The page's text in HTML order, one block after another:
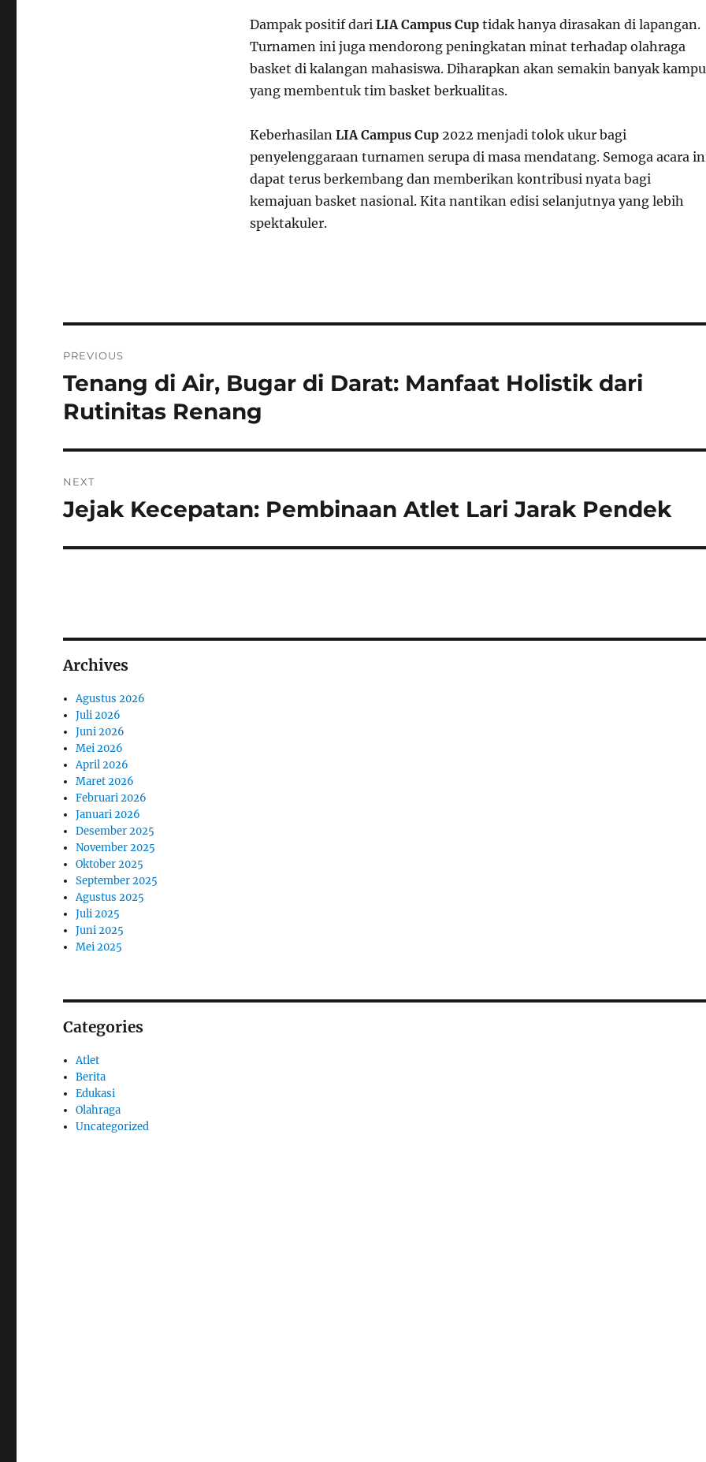
Dampak positif dari LIA Campus Cuptidak hanya dirasakan di lapangan.
Turnamen ini juga mendorong peningkatan minat terhadap olahraga
basket di kalangan mahasiswa. Diharapkan akan semakin banyak
yang membentuk tim basket berkualitas.
Keberhasilan LIA Campus Cup2022 menjadi tolok ukur bagi
penyelenggaraan turnamen serupa di masa mendatang. Semoga acara
dapat terus berkembang dan memberikan kontribusi nyata bagi
kemajuan basket nasional. Kita nantikan edisi selanjutnya yang lebih
spektakuler.
pos
PREVIOUS
Previous
post:
Tenang di Air, Bugar di Darat: Manfaat Holistik dari
Rutinitas Renang
NEXT
Next
Jejak Kecepatan: Pembinaan Atlet Lari Jarak Pendek
Archives
Agustus 2026
Juli 2026
Juni 2026
Mei 2026
April 2026
Maret 2026
Februari 2026
Januari 2026
Desember 2025
November 2025
Oktober 2025
September 2025
Agustus 2025
Juli 2025
Juni 2025
Mei 2025
Categories
Atlet
Berita
Edukasi
Olahraga
Uncategorized